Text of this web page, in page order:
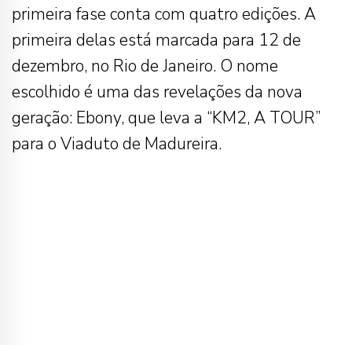
primeira fase conta com quatro edições. A
primeira delas está marcada para 12 de
dezembro, no Rio de Janeiro. O nome
escolhido é uma das revelações da nova
geração: Ebony, que leva a “KM2, A TOUR”
para o Viaduto de Madureira.